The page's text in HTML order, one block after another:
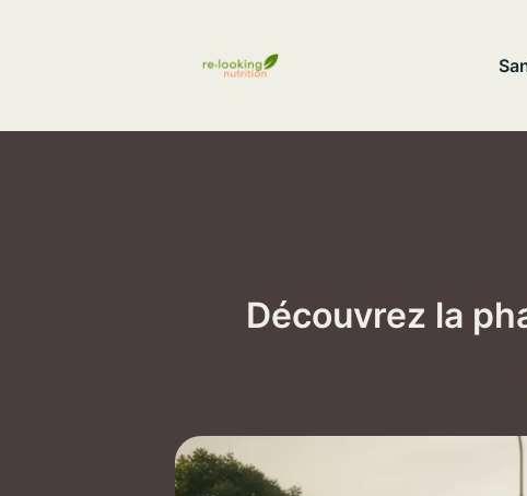
Découvrez la